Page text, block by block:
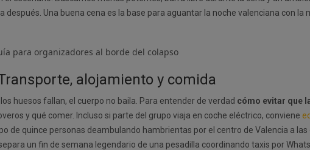
Una buena cena es la base para aguantar la noche valenciana con
alojamiento y comida
huesos fallan, el cuerpo no baila. Para entender de verdad cómo evitar que
y qué comer. Incluso si parte del grupo viaja en coche eléctrico, conviene
de quince personas deambulando hambrientas por el centro de Valencia a
un fin de semana legendario de una pesadilla coordinando taxis por